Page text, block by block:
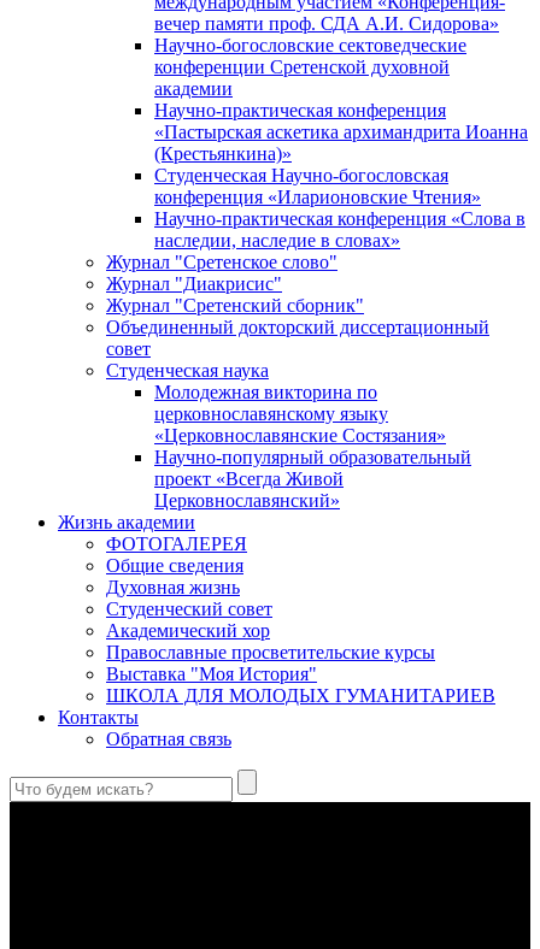
вечер памяти проф. СДА А.И. Сидорова»
Научно-богословские сектоведческие
конференции Сретенской духовной
академии
Научно-практическая конференция
«Пастырская аскетика архимандрита Иоанна
(Крестьянкина)»
Студенческая Научно-богословская
конференция «Иларионовские Чтения»
Научно-практическая конференция «Cлова в
наследии, наследие в словах»
Журнал "Сретенское слово"
Журнал "Диакрисис"
Журнал "Сретенский сборник"
Объединенный докторский диссертационный
совет
Студенческая наука
Молодежная викторина по
церковнославянскому языку
«Церковнославянские Состязания»
Научно-популярный образовательный
проект «Всегда Живой
Церковнославянский»
Жизнь академии
ФОТОГАЛЕРЕЯ
Общие сведения
Духовная жизнь
Студенческий совет
Академический хор
Православные просветительские курсы
Выставка "Моя История"
ШКОЛА ДЛЯ МОЛОДЫХ ГУМАНИТАРИЕВ
Контакты
Обратная связь